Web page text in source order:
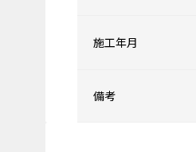
施工年月
備考